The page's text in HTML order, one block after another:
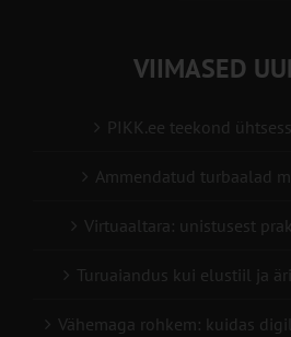
VIIMASED
PIKK.ee teekond
Ammendatud turbaalad
Virtuaaltara: unistusest
Turuaiandus kui elustiil ja
Vähemaga rohkem: kuidas